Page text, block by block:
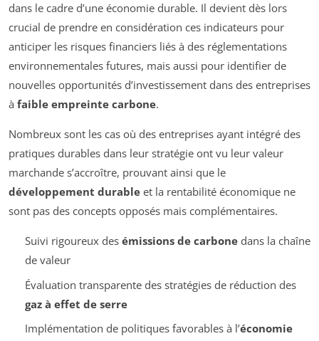
dans le cadre d’une économie durable. Il devient dès lors
crucial de prendre en considération ces indicateurs pour
anticiper les risques financiers liés à des réglementations
environnementales futures, mais aussi pour identifier de
nouvelles opportunités d’investissement dans des entreprises
à faible empreinte carbone.
Nombreux sont les cas où des entreprises ayant intégré des
pratiques durables dans leur stratégie ont vu leur valeur
marchande s’accroître, prouvant ainsi que le
développement durable et la rentabilité économique ne
sont pas des concepts opposés mais complémentaires.
Suivi rigoureux des émissions de carbonedans la chaîne
de valeur
Évaluation transparente des stratégies de réduction des
gaz à effet de serre
Implémentation de politiques favorables à l’économie